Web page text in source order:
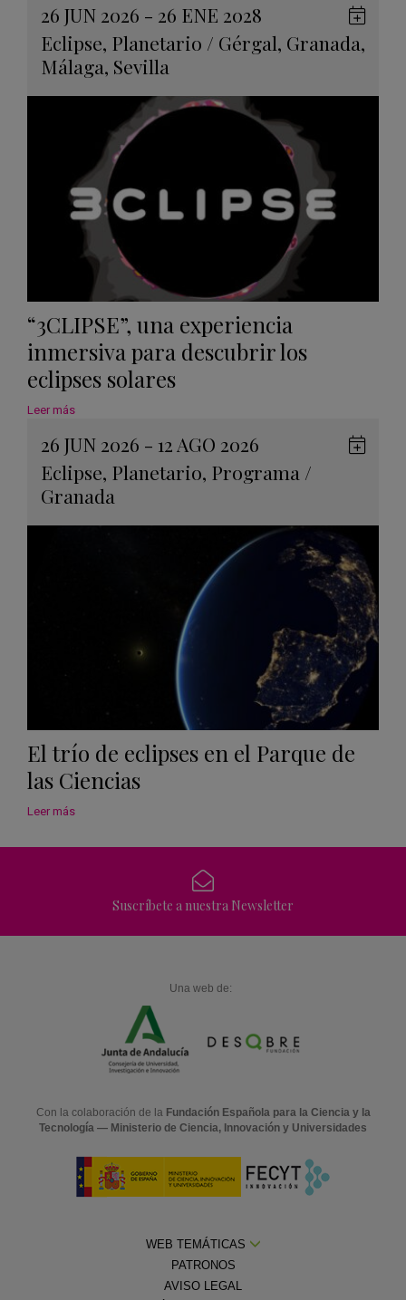
26 JUN 2026 - 26 ENE 2028
Eclipse, Planetario / Gérgal, Granada,
Málaga, Sevilla
en
“3CLIPSE”, una experiencia
inmersiva para descubrir los
eclipses solares
Leer más
26 JUN 2026 - 12 AGO 2026
Eclipse, Planetario, Programa /
Granada
El trío de eclipses en el Parque de
las Ciencias
Leer más
Suscríbete a nuestra Newsletter
Una web de:
Con la colaboración de la Fundación Española para la Ciencia y la
Tecnología — Ministerio de Ciencia, Innovación y Universidades
WEB TEMÁTICAS
PATRONOS
AVISO LEGAL